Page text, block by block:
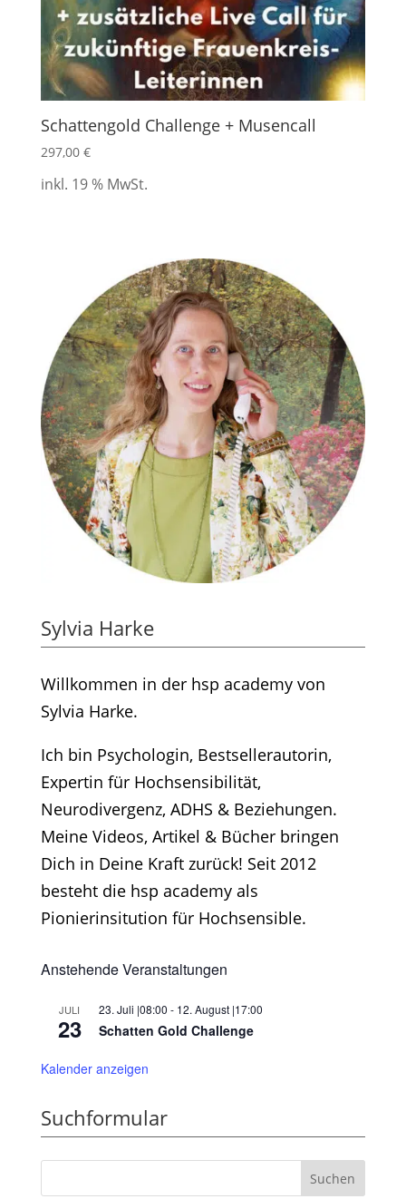
Schattengold Challenge + Musencall
297,00 €
inkl. 19 % MwSt.
Sylvia Harke
Willkommen in der hsp academy von
Sylvia Harke.
Ich bin Psychologin, Bestsellerautorin,
Expertin für Hochsensibilität,
Neurodivergenz, ADHS & Beziehungen.
Meine Videos, Artikel & Bücher bringen
Dich in Deine Kraft zurück! Seit 2012
besteht die hsp academy als
Pionierinsitution für Hochsensible.
Anstehende Veranstaltungen
JULI
23
23. Juli |08:00 - 12. August |17:00
Schatten Gold Challenge
Kalender anzeigen
Suchformular